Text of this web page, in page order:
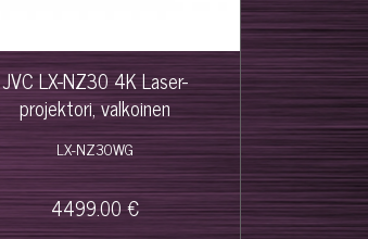
JVC LX-NZ30 4K Laser-
projektori, valkoinen
LX-NZ30WG
4499.00 €